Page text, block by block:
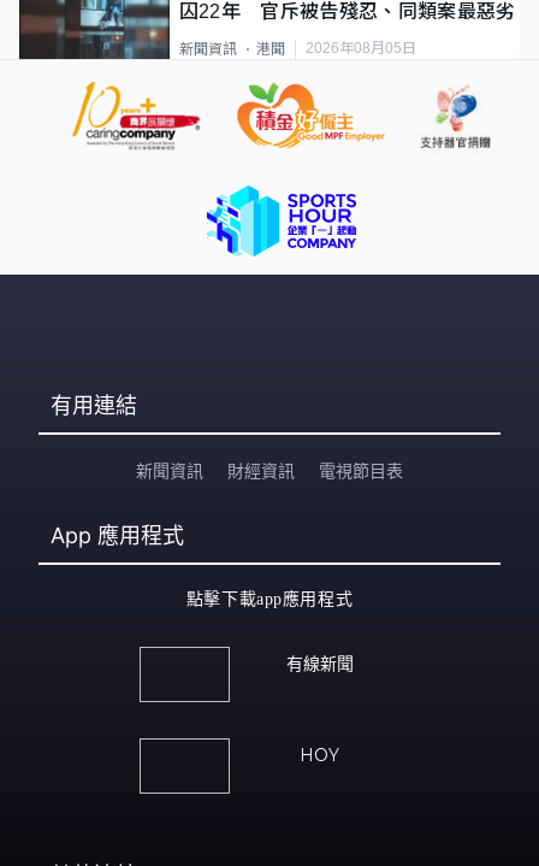
囚22年 官斥被告殘忍、同類案最惡劣
新聞資訊 港聞 2026年08月05日
有用連結
新聞資訊 財經資訊 電視節目表
App 應用程式
點擊下載app應用程式
有線新聞
HOY